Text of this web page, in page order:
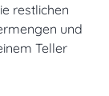
restlichen
und
Teller